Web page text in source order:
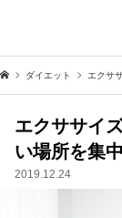
ダイエット エクサ
エクササイ
い場所を集
2019.12.24